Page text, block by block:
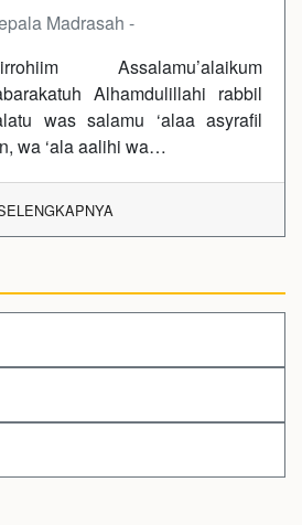
Madrasah -
Assalamu’alaikum
Alhamdulillahi rabbil
was salamu ‘alaa asyrafil
wa ‘ala aalihi wa…